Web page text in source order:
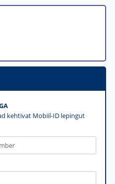
kehtivat Mobiil-ID lepingut